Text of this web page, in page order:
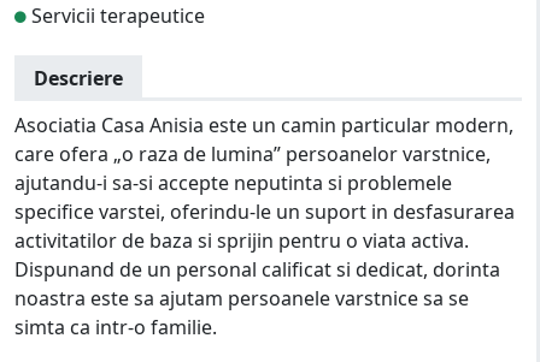
Servicii terapeutice
Descriere
Asociatia Casa Anisia este un camin particular modern,
care ofera „o raza de lumina” persoanelor varstnice,
ajutandu-i sa-si accepte neputinta si problemele
specifice varstei, oferindu-le un suport in desfasurarea
activitatilor de baza si sprijin pentru o viata activa.
Dispunand de un personal calificat si dedicat, dorinta
noastra este sa ajutam persoanele varstnice sa se
simta ca intr-o familie.